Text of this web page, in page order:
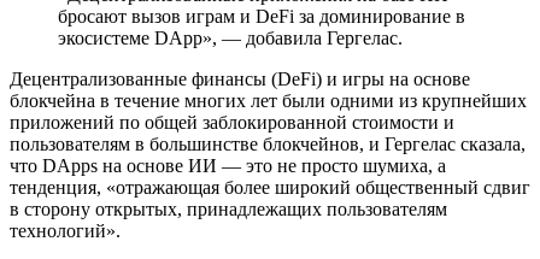
бросают вызов играм и DeFi за доминирование в
экосистеме DApp», — добавила Гергелас.
Децентрализованные финансы (DeFi) и игры на основе
блокчейна в течение многих лет были одними из крупнейших
приложений по общей заблокированной стоимости и
пользователям в большинстве блокчейнов, и Гергелас сказала,
что DApps на основе ИИ — это не просто шумиха, а
тенденция, «отражающая более широкий общественный сдвиг
в сторону открытых, принадлежащих пользователям
технологий».